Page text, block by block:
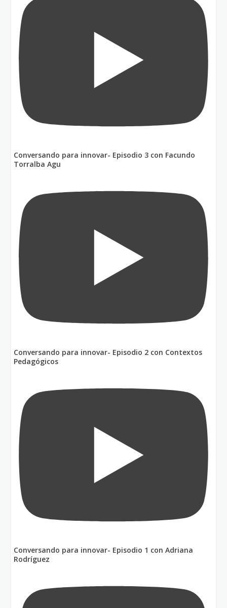
Conversando para innovar- Episodio 3 con Facundo
Torralba Agu
Conversando para innovar- Episodio 2 con Contextos
Pedagógicos
Conversando para innovar- Episodio 1 con Adriana
Rodríguez